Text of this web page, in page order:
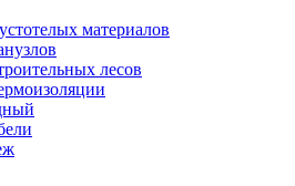
материалов
лесов